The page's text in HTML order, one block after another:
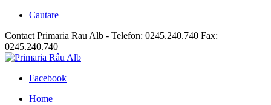
Cautare
Contact Primaria Rau Alb - Telefon: 0245.240.740 Fax:
0245.240.740
Facebook
Home